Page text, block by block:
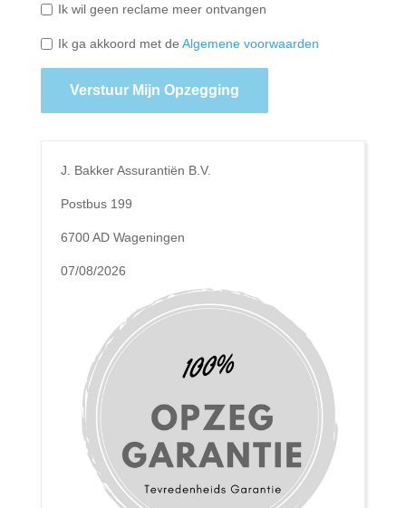
Ik wil geen reclame meer ontvangen
Ik ga akkoord met de Algemene voorwaarden
Verstuur Mijn Opzegging
J. Bakker Assurantiën B.V.
Postbus 199
6700 AD Wageningen
07/08/2026